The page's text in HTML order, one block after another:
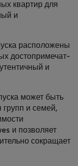
квартир для
и
расположены
достопримечат­
и
может быть
групп и семей,
и позволяет
сокращает